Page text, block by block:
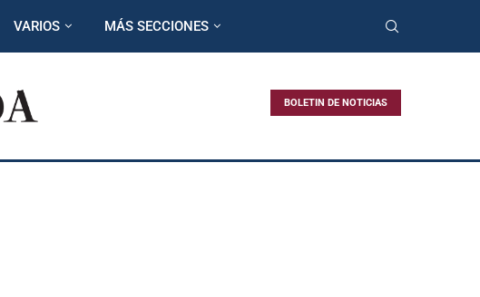
VARIOS MÁS SECCIONES
BOLETIN DE NOTICIAS